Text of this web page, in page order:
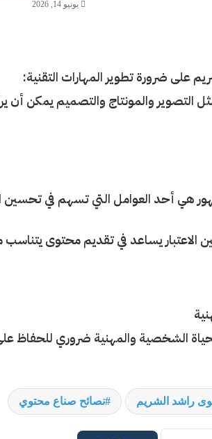
يونيو 14, 2026
على ضرورة تطوير المهارات التقنية:
التصوير والمونتاج والتصميم يمكن
هي أحد العوامل التي تسهم في
الاعتبار يساعد في تقديم محتوى
الشخصية والمهنية ضروري للحفاظ
راشد الشريم نصائح صناع محتوي